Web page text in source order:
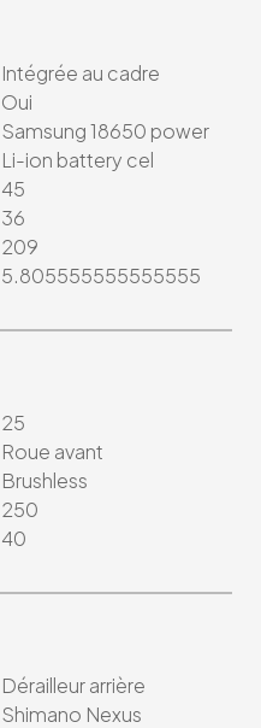
Intégrée au cadre
Oui
Samsung 18650 power
Li-ion battery cel
45
36
209
5.805555555555555
25
Roue avant
Brushless
250
40
Dérailleur arrière
Shimano Nexus